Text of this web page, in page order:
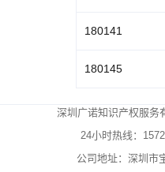
180141
180145
深圳广诺知识产权服务
24小时热线：
公司地址：深圳市